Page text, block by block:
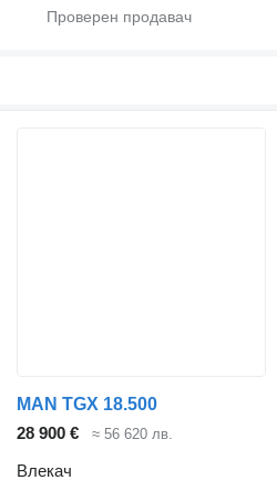
MAN TGX 18.500
28 900 €
≈ 56 620 лв.
Влекач